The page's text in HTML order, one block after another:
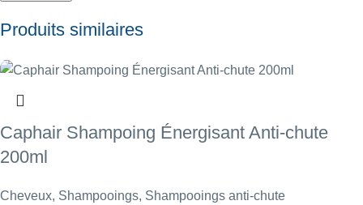
Produits similaires
Caphair Shampoing Énergisant Anti-chute
200ml
Cheveux, Shampooings, Shampooings anti-chute